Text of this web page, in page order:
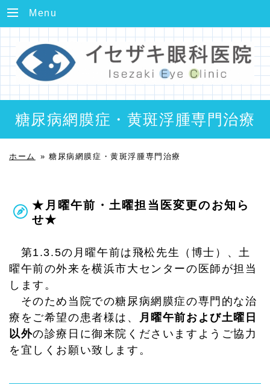
Menu
糖尿病網膜症・黄斑浮腫専門治療
ホーム » 糖尿病網膜症・黄斑浮腫専門治療
★月曜午前・土曜担当医変更のお知ら
せ★
第1.3.5の月曜午前は飛松先生（博士）、土
曜午前の外来を横浜市大センターの医師が担当
します。
そのため当院での糖尿病網膜症の専門的な治
療をご希望の患者様は、
月曜午前および土曜日
以外の診療日に御来院くださいますようご協力
を宜しくお願い致します。